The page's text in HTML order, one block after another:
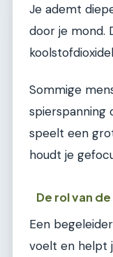
Je ademt
door je mond.
Sommige
spierspanning
speelt een
houdt je
De rol van
Een
voelt en helpt